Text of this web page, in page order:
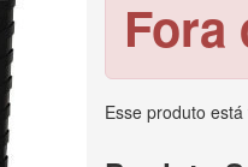
Fora
Esse produto